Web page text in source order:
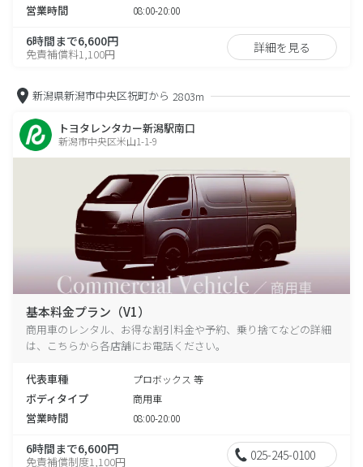
営業時間 08:00-20:00
6時間まで6,600円
免責補償料1,100円 詳細を見る
新潟県新潟市中央区祝町から 2803m
トヨタレンタカー新潟駅南口
新潟市中央区米山1-1-9
基本料金プラン（V1）
商用車のレンタル、お得な割引料金や予約、乗り捨てなどの詳細
は、こちらから各店舗にお電話ください。
代表車種 プロボックス 等
ボディタイプ 商用車
営業時間 08:00-20:00
6時間まで6,600円
免責補償制度1,100円 025-245-0100